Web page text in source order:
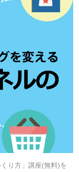
り方」講座(無料)を